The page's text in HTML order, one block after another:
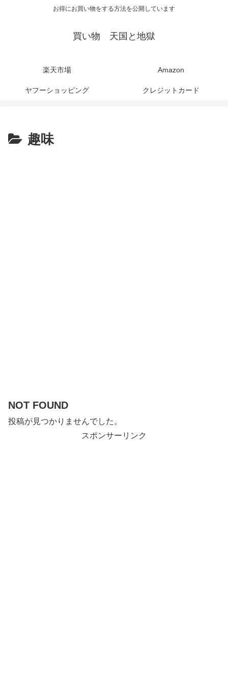
お得にお買い物をする方法を公開しています
買い物 天国と地獄
楽天市場 Amazon
ヤフーショッピング クレジットカード
趣味
NOT FOUND
投稿が見つかりませんでした。
スポンサーリンク